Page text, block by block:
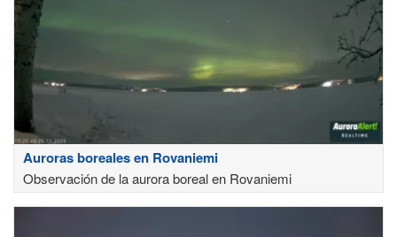
Auroras boreales en Rovaniemi
Observación de la aurora boreal en Rovaniemi